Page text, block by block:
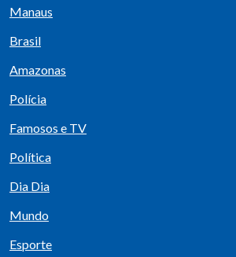
Manaus
Brasil
Amazonas
Polícia
Famosos e TV
Política
Dia Dia
Mundo
Esporte